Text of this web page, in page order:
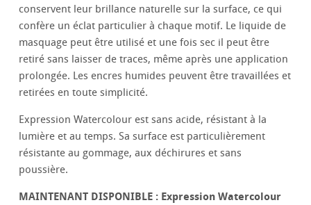
conservent leur brillance naturelle sur la surface, ce qui
confère un éclat particulier à chaque motif. Le liquide de
masquage peut être utilisé et une fois sec il peut être
retiré sans laisser de traces, même après une application
prolongée. Les encres humides peuvent être travaillées et
retirées en toute simplicité.
Expression Watercolour est sans acide, résistant à la
lumière et au temps. Sa surface est particulièrement
résistante au gommage, aux déchirures et sans
poussière.
MAINTENANT DISPONIBLE : Expression Watercolour